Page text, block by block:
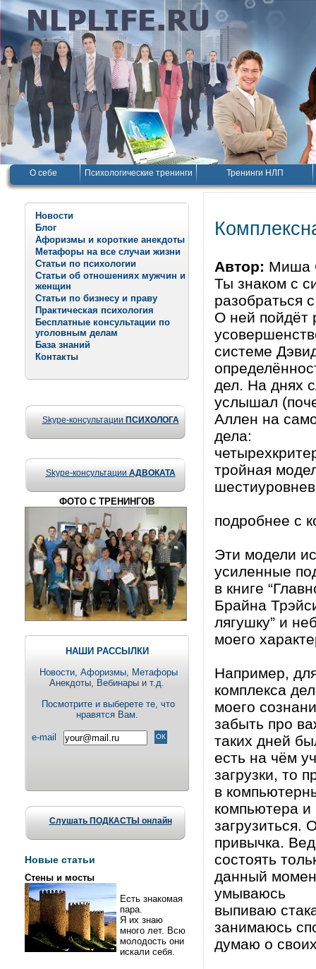
О себе Психологические тренинги Тренинги НЛП
Новости
Блог
Афоризмы и короткие анекдоты
Метафоры на все случаи жизни
Статьи по психологии
Статьи об отношениях мужчин и
женщин
Статьи по бизнесу и праву
Практическая психология
Бесплатные консультации по
уголовным делам
База знаний
Контакты
Skype-консультации ПСИХОЛОГА
Skype-консультации АДВОКАТА
ФОТО С ТРЕНИНГОВ
НАШИ РАССЫЛКИ
Новости, Aфоризмы, Метафоры
Анекдоты, Вебинары и т.д.
Посмотрите и выберете те, что
нравятся Вам.
e-mail
Слушать ПОДКАСТЫ онлайн
Новые статьи
Стены и мосты
Есть знакомая
пара.
Я их знаю
много лет. Всю
молодость они
искали себя.
Автор: Миша
Ты знаком с
разобраться
О ней пойдёт
системе
дел. На днях
услышал
Аллен на
дела:
тройная
подробнее с
Эти модели
усиленные
в книге
Брайна
лягушку” и
моего
Например,
комплекса
моего
забыть про
таких дней
есть на чём
загрузки, то
в
компьютера
загрузиться.
привычка.
состоять
данный
умываюсь
выпиваю
занимаюсь
думаю о